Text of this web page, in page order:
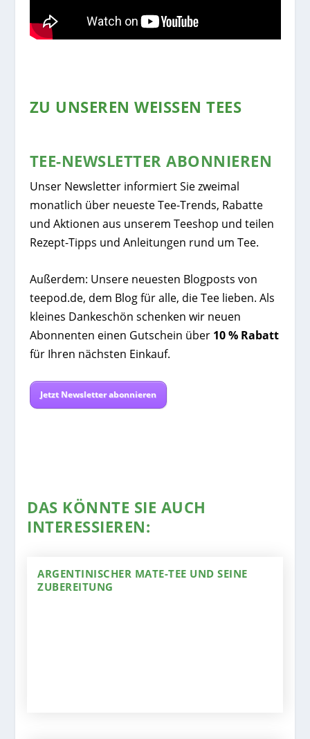
ZU UNSEREN WEISSEN TEES
TEE-NEWSLETTER ABONNIEREN
Unser Newsletter informiert Sie zweimal
monatlich über neueste Tee-Trends, Rabatte
und Aktionen aus unserem Teeshop und teilen
Rezept-Tipps und Anleitungen rund um Tee.
Außerdem: Unsere neuesten Blogposts von
teepod.de, dem Blog für alle, die Tee lieben. Als
kleines Dankeschön schenken wir neuen
Abonnenten einen Gutschein über 10 % Rabatt
für Ihren nächsten Einkauf.
Jetzt Newsletter abonnieren
DAS KÖNNTE SIE AUCH
INTERESSIEREN:
ARGENTINISCHER MATE-TEE UND SEINE
ZUBEREITUNG